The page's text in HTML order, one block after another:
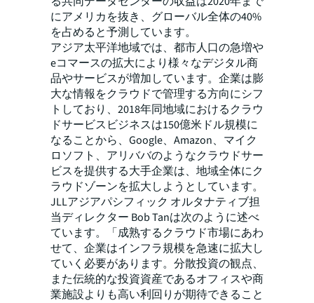
にアメリカを抜き、グローバル全体の40%
を占めると予測しています。
アジア太平洋地域では、都市人口の急増や
eコマースの拡大により様々なデジタル商
品やサービスが増加しています。企業は膨
大な情報をクラウドで管理する方向にシフ
トしており、2018年同地域におけるクラウ
ドサービスビジネスは150億米ドル規模に
なることから、Google、Amazon、マイク
ロソフト、アリババのようなクラウドサー
ビスを提供する大手企業は、地域全体にク
ラウドゾーンを拡大しようとしています。
JLLアジアパシフィック オルタナティブ担
当ディレクター Bob Tanは次のように述べ
ています。「成熟するクラウド市場にあわ
せて、企業はインフラ規模を急速に拡大し
ていく必要があります。分散投資の観点、
また伝統的な投資資産であるオフィスや商
業施設よりも高い利回りが期待できること